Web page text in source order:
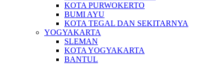
KOTA PURWOKERTO
BUMI AYU
KOTA TEGAL DAN SEKITARNYA
YOGYAKARTA
SLEMAN
KOTA YOGYAKARTA
BANTUL